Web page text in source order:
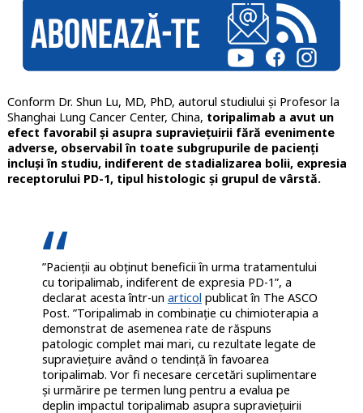
Conform Dr. Shun Lu, MD, PhD, autorul studiului și Profesor la
Shanghai Lung Cancer Center, China, toripalimab a avut un
efect favorabil și asupra supraviețuirii fără evenimente
adverse, observabil în toate subgrupurile de pacienți
incluși în studiu, indiferent de stadializarea bolii, expresia
receptorului PD-1, tipul histologic și grupul de vârstă.
”Pacienții au obținut beneficii în urma tratamentului
cu toripalimab, indiferent de expresia PD-1”, a
declarat acesta într-un articol publicat în The ASCO
Post. ”Toripalimab in combinație cu chimioterapia a
demonstrat de asemenea rate de răspuns
patologic complet mai mari, cu rezultate legate de
supraviețuire având o tendință în favoarea
toripalimab. Vor fi necesare cercetări suplimentare
și urmărire pe termen lung pentru a evalua pe
deplin impactul toripalimab asupra supraviețuirii